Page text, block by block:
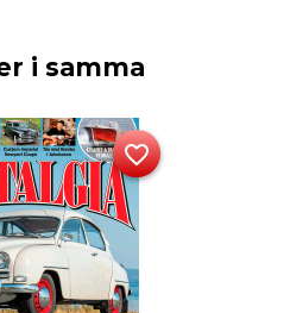
i samma
favorite_border